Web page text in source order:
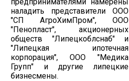
наладить представители ООО
"СП АгроХимПром", ООО
"Пенопласт", акционерных
обществ "Липецкоблснаб" и
"Липецкая ипотечная
корпорация", ООО "Медика
Групп" и другие липецкие
бизнесмены.